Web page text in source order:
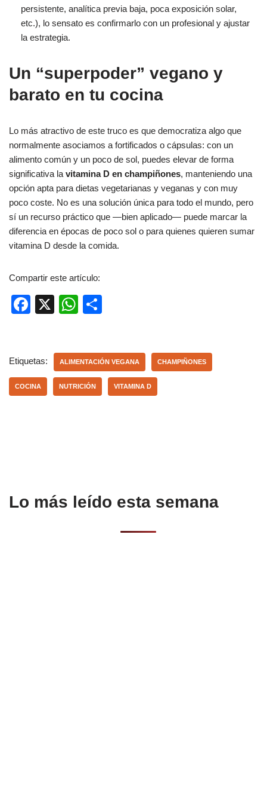
persistente, analítica previa baja, poca exposición solar,
etc.), lo sensato es confirmarlo con un profesional y ajustar
la estrategia.
Un “superpoder” vegano y
barato en tu cocina
Lo más atractivo de este truco es que democratiza algo que
normalmente asociamos a fortificados o cápsulas: con un
alimento común y un poco de sol, puedes elevar de forma
significativa la vitamina D en champiñones, manteniendo una
opción apta para dietas vegetarianas y veganas y con muy
poco coste. No es una solución única para todo el mundo, pero
sí un recurso práctico que —bien aplicado— puede marcar la
diferencia en épocas de poco sol o para quienes quieren sumar
vitamina D desde la comida.
Compartir este artículo:
F
e
b
o
X
W
s
A
p
p
ar
tir
Etiquetas: ALIMENTACIÓN VEGANA CHAMPIÑONES
COCINA NUTRICIÓN VITAMINA D
Lo más leído esta semana